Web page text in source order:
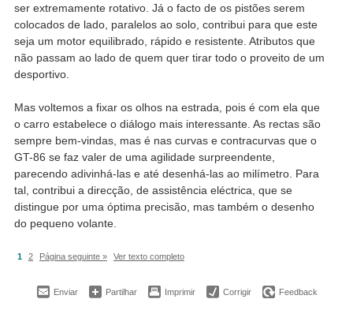
ser extremamente rotativo. Já o facto de os pistões serem
colocados de lado, paralelos ao solo, contribui para que este
seja um motor equilibrado, rápido e resistente. Atributos que
não passam ao lado de quem quer tirar todo o proveito de um
desportivo.
Mas voltemos a fixar os olhos na estrada, pois é com ela que
o carro estabelece o diálogo mais interessante. As rectas são
sempre bem-vindas, mas é nas curvas e contracurvas que o
GT-86 se faz valer de uma agilidade surpreendente,
parecendo adivinhá-las e até desenhá-las ao milímetro. Para
tal, contribui a direcção, de assistência eléctrica, que se
distingue por uma óptima precisão, mas também o desenho
do pequeno volante.
1 2 Página seguinte » Ver texto completo
Enviar Partilhar Imprimir Corrigir Feedback